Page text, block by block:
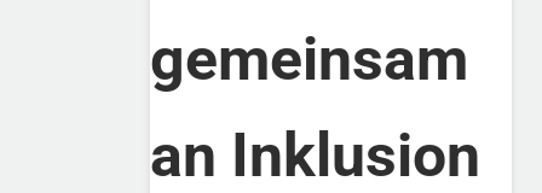
gemeinsam
an Inklusion